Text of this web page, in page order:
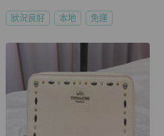
狀況良好 本地 免運